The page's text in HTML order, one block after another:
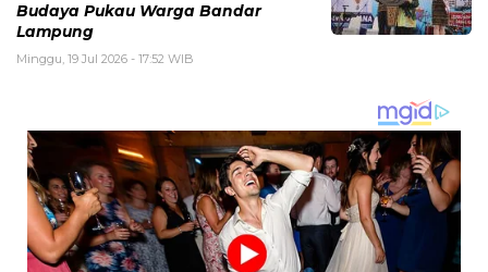
Budaya Pukau Warga Bandar
Lampung
Minggu, 19 Jul 2026 - 17:52 WIB